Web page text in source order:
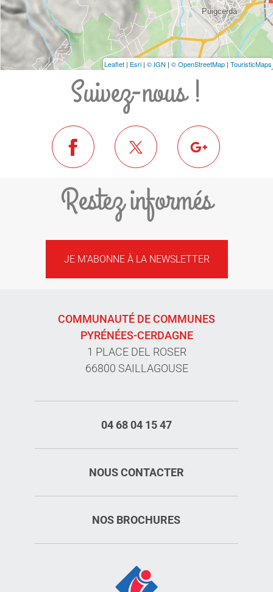
Leaflet | Esri | © IGN | © OpenStreetMap | TouristicMaps
Suivez-nous !
Restez informés
JE M'ABONNE À LA NEWSLETTER
COMMUNAUTÉ DE COMMUNES
PYRÉNÉES-CERDAGNE
1 PLACE DEL ROSER
66800 SAILLAGOUSE
04 68 04 15 47
NOUS CONTACTER
NOS BROCHURES